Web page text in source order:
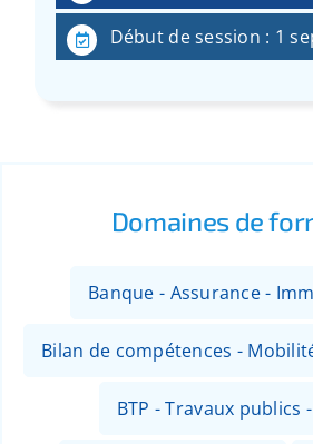
Début de session : 1
Domaines de
Banque - Assurance -
Bilan de compétences -
BTP - Travaux publics